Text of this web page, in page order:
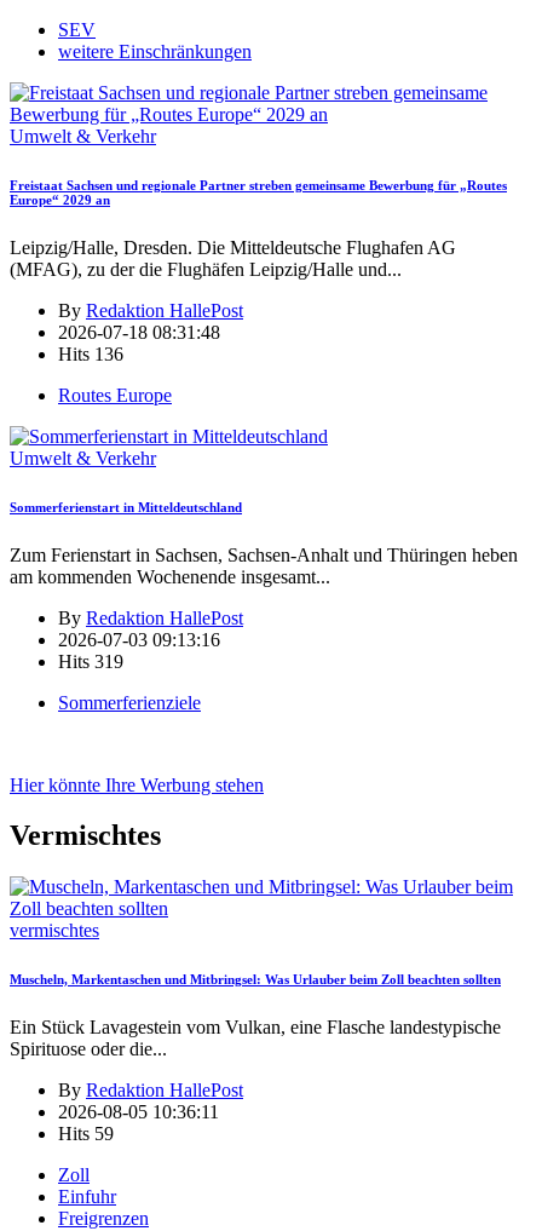
SEV
weitere Einschränkungen
Umwelt & Verkehr
Freistaat Sachsen und regionale Partner streben gemeinsame Bewerbung für „Routes
Europe“ 2029 an
Leipzig/Halle, Dresden. Die Mitteldeutsche Flughafen AG
(MFAG), zu der die Flughäfen Leipzig/Halle und...
By Redaktion HallePost
2026-07-18 08:31:48
Hits 136
Routes Europe
Umwelt & Verkehr
Sommerferienstart in Mitteldeutschland
Zum Ferienstart in Sachsen, Sachsen-Anhalt und Thüringen heben
am kommenden Wochenende insgesamt...
By Redaktion HallePost
2026-07-03 09:13:16
Hits 319
Sommerferienziele
Hier könnte Ihre Werbung stehen
Vermischtes
vermischtes
Muscheln, Markentaschen und Mitbringsel: Was Urlauber beim Zoll beachten sollten
Ein Stück Lavagestein vom Vulkan, eine Flasche landestypische
Spirituose oder die...
By Redaktion HallePost
2026-08-05 10:36:11
Hits 59
Zoll
Einfuhr
Freigrenzen